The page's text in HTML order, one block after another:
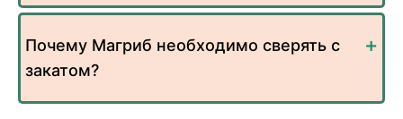
Почему Магриб необходимо сверять с
закатом?